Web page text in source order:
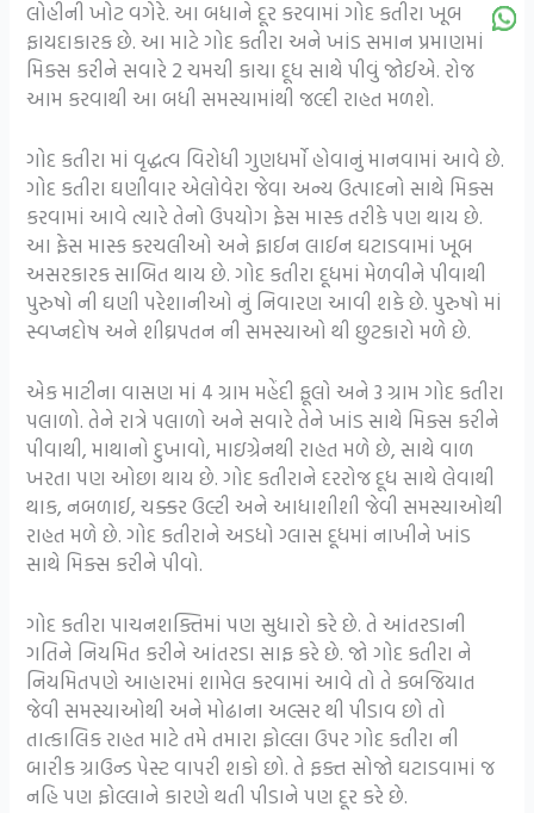
લોહીની ખોટ વગેરે. આ બધાને દૂર કરવામાં ગોદ કતીરા ખૂબ
ફાયદાકારક છે. આ માટે ગોદ કતીરા અને ખાંડ સમાન પ્રમાણમાં
મિક્સ કરીને સવારે 2 ચમચી કાચા દૂધ સાથે પીવું જોઈએ. રોજ
આમ કરવાથી આ બધી સમસ્યામાંથી જલ્દી રાહત મળશે.
ગોદ કતીરા માં વૃદ્ધત્વ વિરોધી ગુણધર્મો હોવાનું માનવામાં આવે છે.
ગોદ કતીરા ઘણીવાર એલોવેરા જેવા અન્ય ઉત્પાદનો સાથે મિક્સ
કરવામાં આવે ત્યારે તેનો ઉપયોગ ફેસ માસ્ક તરીકે પણ થાય છે.
આ ફેસ માસ્ક કરચલીઓ અને ફાઈન લાઈન ઘટાડવામાં ખૂબ
અસરકારક સાબિત થાય છે. ગોદ કતીરા દૂધમાં મેળવીને પીવાથી
પુરુષો ની ઘણી પરેશાનીઓ નું નિવારણ આવી શકે છે. પુરુષો માં
સ્વપ્નદોષ અને શીઘ્રપતન ની સમસ્યાઓ થી છુટકારો મળે છે.
એક માટીના વાસણ માં 4 ગ્રામ મહેંદી ફૂલો અને 3 ગ્રામ ગોદ કતીરા
પલાળો. તેને રાત્રે પલાળો અને સવારે તેને ખાંડ સાથે મિક્સ કરીને
પીવાથી, માથાનો દુખાવો, માઇગ્રેનથી રાહત મળે છે, સાથે વાળ
ખરતા પણ ઓછા થાય છે. ગોદ કતીરાને દરરોજ દૂધ સાથે લેવાથી
થાક, નબળાઈ, ચક્કર ઉલ્ટી અને આધાશીશી જેવી સમસ્યાઓથી
રાહત મળે છે. ગોદ કતીરાને અડધો ગ્લાસ દૂધમાં નાખીને ખાંડ
સાથે મિક્સ કરીને પીવો.
ગોદ કતીરા પાચનશક્તિમાં પણ સુધારો કરે છે. તે આંતરડાની
ગતિને નિયમિત કરીને આંતરડા સાફ કરે છે. જો ગોદ કતીરા ને
નિયમિતપણે આહારમાં શામેલ કરવામાં આવે તો તે કબજિયાત
જેવી સમસ્યાઓથી અને મોઢાના અલ્સર થી પીડાવ છો તો
તાત્કાલિક રાહત માટે તમે તમારા ફોલ્લા ઉપર ગોદ કતીરા ની
બારીક ગ્રાઉન્ડ પેસ્ટ વાપરી શકો છો. તે ફક્ત સોજો ઘટાડવામાં જ
નહિ પણ ફોલ્લાને કારણે થતી પીડાને પણ દૂર કરે છે.